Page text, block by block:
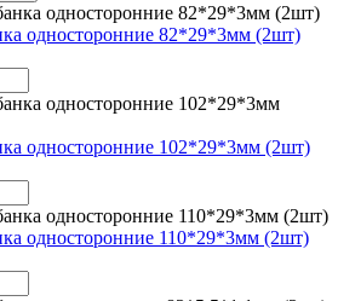
односторонние 82*29*3мм (2шт)
односторонние 102*29*3мм (2шт)
односторонние 110*29*3мм (2шт)